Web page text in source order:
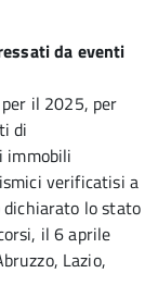
da eventi
il 2025, per
di
immobili
verificatisi a
lo stato
il 6 aprile
Lazio,